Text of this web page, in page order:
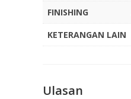
FINISHING
KETERANGAN LAIN
Ulasan